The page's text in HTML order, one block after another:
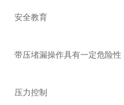
安全教育
带压堵漏操作具有一定危险
压力控制